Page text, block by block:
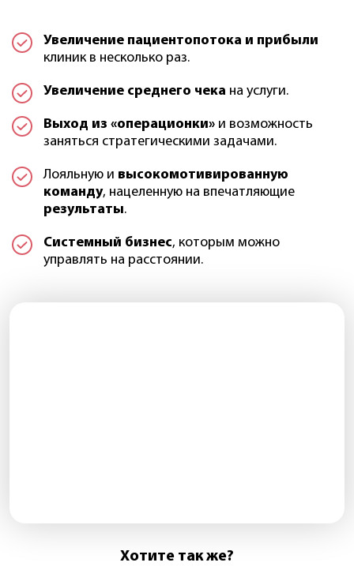
Увеличение пациентопотока и прибыли
клиник в несколько раз.
Увеличение среднего чека на услуги.
Выход из «операционки» и возможность
заняться стратегическими задачами.
Лояльную и высокомотивированную
команду, нацеленную на впечатляющие
результаты.
Системный бизнес, которым можно
управлять на расстоянии.
Хотите так же?